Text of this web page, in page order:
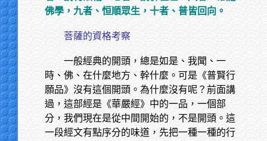
佛學，九者、恒順眾生，十者、普皆回向。
菩薩的資格考察
一般經典的開頭，總是如是、我聞、一
時、佛、在什麼地方、幹什麼。可是《普賢行
願品》沒有這個開頭。為什麼沒有呢？前面講
過，這部經是《華嚴經》中的一品，一個部
分，我們現在是從中間開始的，不是開頭。這
一段經文有點序分的味道，先把一種一種的行